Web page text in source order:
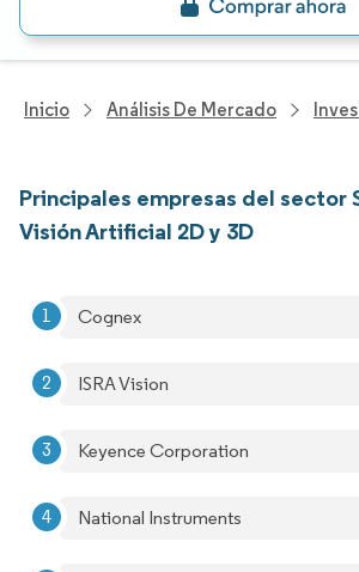
Inicio Análisis De Mercado
Principales empresas del sector
Visión Artificial 2D y 3D
Cognex
ISRA Vision
Keyence Corporation
National Instruments